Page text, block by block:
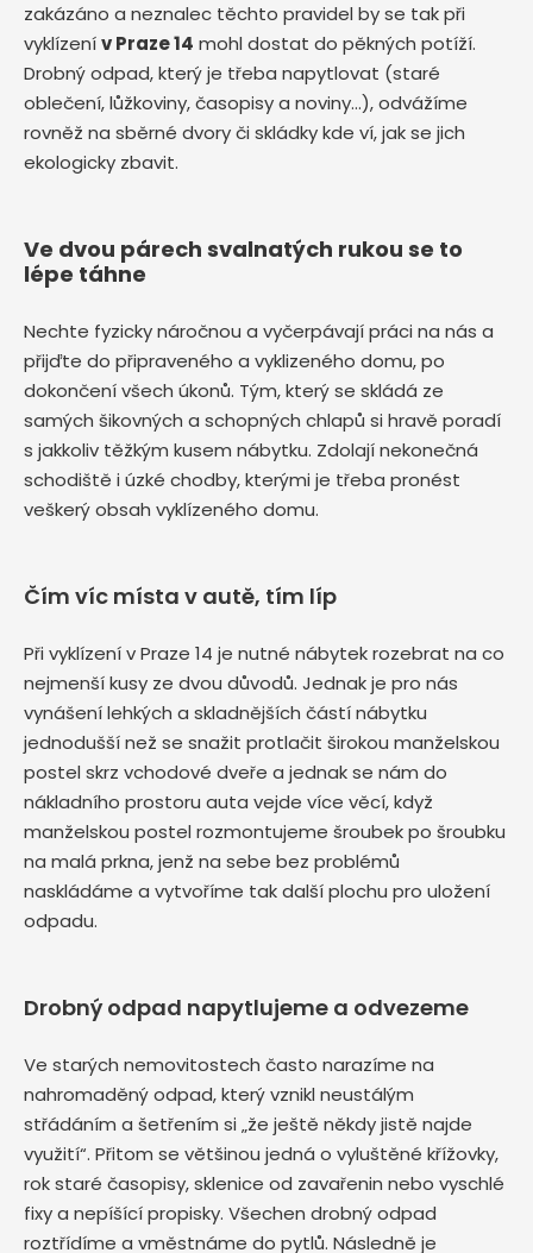
zakázáno a neznalec těchto pravidel by se tak při
vyklízenív Praze 14 mohl dostat do pěkných potíží.
Drobný odpad, který je třeba napytlovat (staré
oblečení, lůžkoviny, časopisy a noviny…), odvážíme
rovněž na sběrné dvory či skládky kde ví, jak se jich
ekologicky zbavit.
Ve dvou párech svalnatých rukou se to
lépe táhne
Nechte fyzicky náročnou a vyčerpávají práci na nás a
přijďte do připraveného a vyklizeného domu, po
dokončení všech úkonů. Tým, který se skládá ze
samých šikovných a schopných chlapů si hravě poradí
s jakkoliv těžkým kusem nábytku. Zdolají nekonečná
schodiště i úzké chodby, kterými je třeba pronést
veškerý obsah vyklízeného domu.
Čím víc místa v autě, tím líp
Při vyklízení v Praze 14 je nutné nábytek rozebrat na co
nejmenší kusy ze dvou důvodů. Jednak je pro nás
vynášení lehkých a skladnějších částí nábytku
jednodušší než se snažit protlačit širokou manželskou
postel skrz vchodové dveře a jednak se nám do
nákladního prostoru auta vejde více věcí, když
manželskou postel rozmontujeme šroubek po šroubku
na malá prkna, jenž na sebe bez problémů
naskládáme a vytvoříme tak další plochu pro uložení
odpadu.
Drobný odpad napytlujeme a odvezeme
Ve starých nemovitostech často narazíme na
nahromaděný odpad, který vznikl neustálým
střádáním a šetřením si „že ještě někdy jistě najde
využití“. Přitom se většinou jedná o vyluštěné křížovky,
rok staré časopisy, sklenice od zavařenin nebo vyschlé
fixy a nepíšící propisky. Všechen drobný odpad
roztřídíme a vměstnáme do pytlů. Následně je